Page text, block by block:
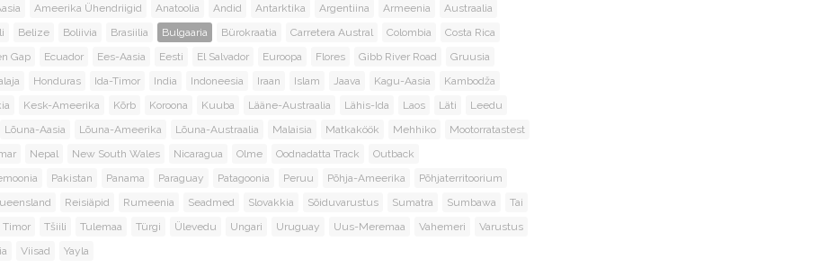
Ameerika Ühendriigid Anatoolia Andid Antarktika Argentiina Armeenia
Austraalia
Belize Boliivia Brasiilia Bulgaaria Bürokraatia Carretera Austral Colombia
Costa Rica
Gap Ecuador Ees-Aasia Eesti El Salvador Euroopa Flores Gibb River Road
Gruusia
Honduras Ida-Timor India Indoneesia Iraan Islam Jaava Kagu-Aasia
Kambodža
Kesk-Ameerika Kõrb Koroona Kuuba Lääne-Austraalia Lähis-Ida Laos Läti
Leedu
Lõuna-Aasia Lõuna-Ameerika Lõuna-Austraalia Malaisia Matkaköök Mehhiko
Mootorratastest
Nepal New South Wales Nicaragua Olme Oodnadatta Track
Outback
Pakistan Panama Paraguay Patagoonia Peruu Põhja-Ameerika
Põhjaterritoorium
Reisiäpid Rumeenia Seadmed Slovakkia Sõiduvarustus Sumatra Sumbawa
Tai
Timor Tšiili Tulemaa Türgi Ülevedu Ungari Uruguay Uus-Meremaa Vahemeri
Varustus
Viisad Yayla